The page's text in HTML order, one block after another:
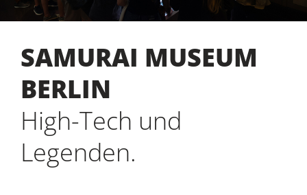
SAMURAI MUSEUM
BERLIN
High-Tech und
Legenden.